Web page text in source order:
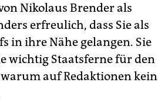
Nikolaus Brender als
erfreulich, dass Sie als
in ihre Nähe gelangen. Sie
wichtig Staatsferne für den
auf Redaktionen kein